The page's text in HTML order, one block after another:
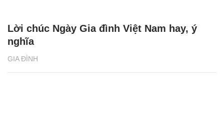
GIA ĐÌNH
Lời chúc Ngày Gia đình Việt Nam hay, ý
nghĩa